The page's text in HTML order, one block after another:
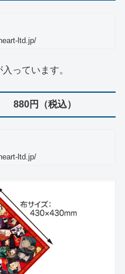
ltd.jp/
っています。
880円（税込）
ltd.jp/